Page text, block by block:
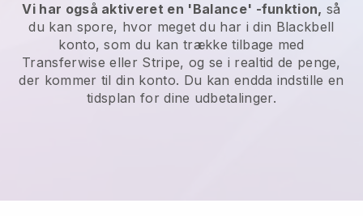
Vi har også aktiveret en 'Balance' -funktion, så
du kan spore, hvor meget du har i din Blackbell
konto, som du kan trække tilbage med
Transferwise eller Stripe, og se i realtid de penge,
der kommer til din konto. Du kan endda indstille en
tidsplan for dine udbetalinger.